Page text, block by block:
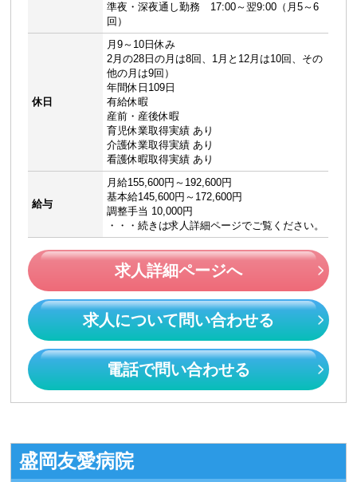
準夜・深夜通し勤務 17:00～翌9:00（月5～6
回）
休日
月9～10日休み
2月の28日の月は8回、1月と12月は10回、その
他の月は9回）
年間休日109日
有給休暇
産前・産後休暇
育児休業取得実績 あり
介護休業取得実績 あり
看護休暇取得実績 あり
給与
月給155,600円～192,600円
基本給145,600円～172,600円
調整手当 10,000円
・・・続きは求人詳細ページでご覧ください。
求人詳細ページへ
求人について問い合わせる
電話で問い合わせる
盛岡友愛病院